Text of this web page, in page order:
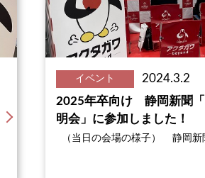
イベント
2024.3.2
2025年卒向け 静岡新聞
明会」に参加しました！
（当日の会場の様子） 静岡新